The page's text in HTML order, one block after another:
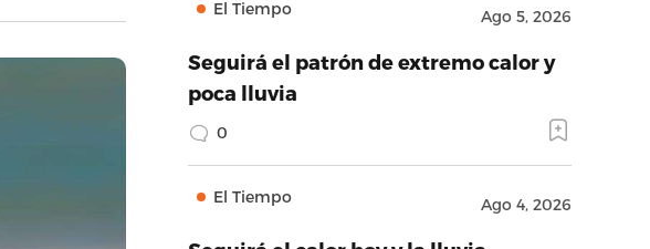
El Tiempo Ago 5, 2026
Seguirá el patrón de extremo calor y
poca lluvia
0
El Tiempo Ago 4, 2026